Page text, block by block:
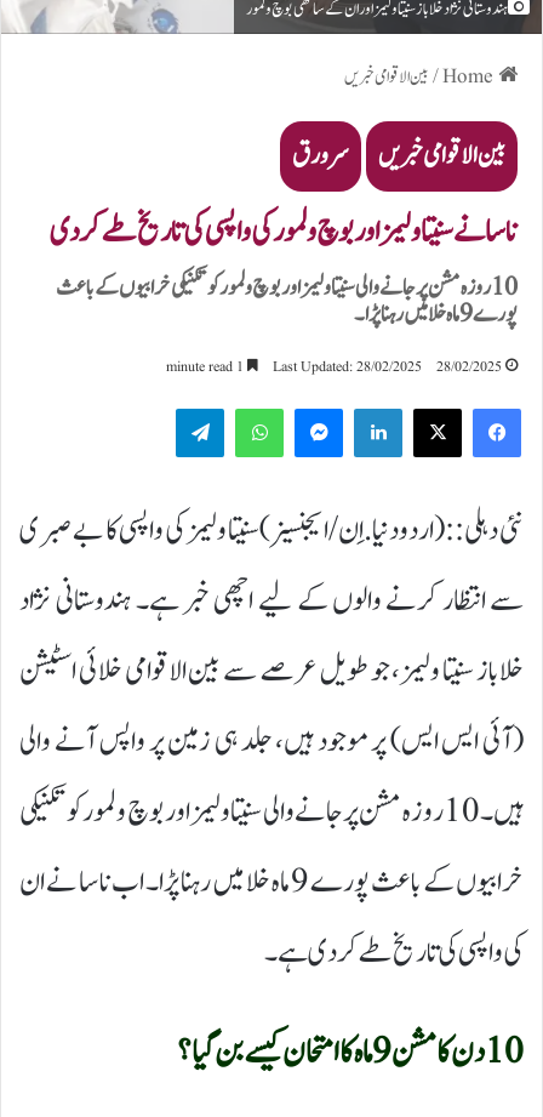
ہندوستانی نژاد خلا باز سنیتا ولیمز اور ان کے ساتھی بوچ ولمور
/بین الاقوامی خبریں
بین الاقوامی خبریں سرورق
ناسا نے سنیتا ولیمز اور بوچ ولمور کی واپسی کی تاریخ طے کر دی
10 روزہ مشن پر جانے والی سنیتا ولیمز اور بوچ ولمور کو تکنیکی خرابیوں کے باعث
پورے 9 ماہ خلا میں رہنا پڑا۔
28/02/2025
Last Updated: 28/02/2025
LinkedIn
WhatsApp
نئی دہلی ::(اردودنیا.اِن/ایجنسیز)سنیتا ولیمز کی واپسی کا بے صبری
سے انتظار کرنے والوں کے لیے اچھی خبر ہے۔ ہندوستانی نژاد
خلاباز سنیتا ولیمز، جو طویل عرصے سے بین الاقوامی خلائی اسٹیشن
(آئی ایس ایس) پر موجود ہیں، جلد ہی زمین پر واپس آنے والی
ہیں۔ 10 روزہ مشن پر جانے والی سنیتا ولیمز اور بوچ ولمور کو تکنیکی
خرابیوں کے باعث پورے 9 ماہ خلا میں رہنا پڑا۔ اب ناسا نے ان
کی واپسی کی تاریخ طے کر دی ہے۔
10 دن کا مشن 9 ماہ کا امتحان کیسے بن گیا؟